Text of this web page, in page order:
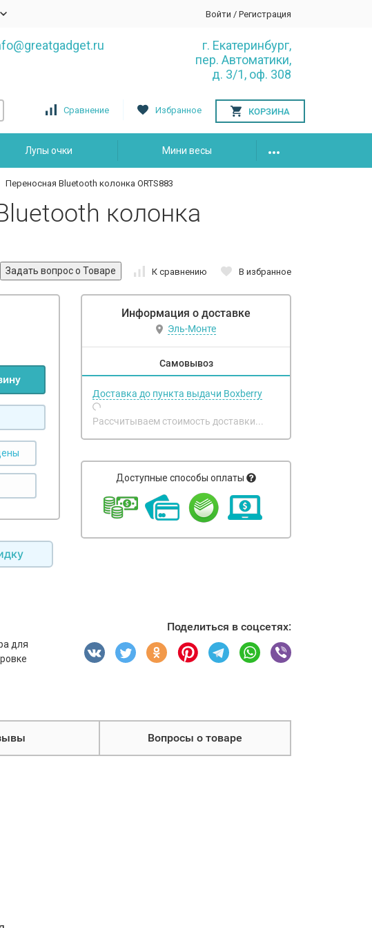
Войти / Регистрация
г. Екатеринбург,
пер. Автоматики,
д. 3/1, оф. 308
Сравнение Избранное КОРЗИНА
Лупы очки Мини весы
Переносная Bluetooth колонка ORTS883
колонка
К сравнению В избранное
Информация о доставке
Эль-Монте
Самовывоз
Доставка до пункта выдачи Boxberry
Рассчитываем стоимость доставки...
Доступные способы оплаты
для
Поделиться в соцсетях:
Вопросы о товаре